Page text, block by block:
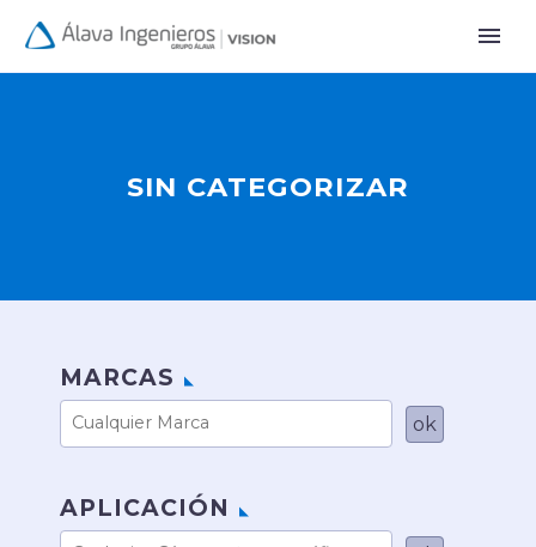
SIN CATEGORIZAR
MARCAS
APLICACIÓN